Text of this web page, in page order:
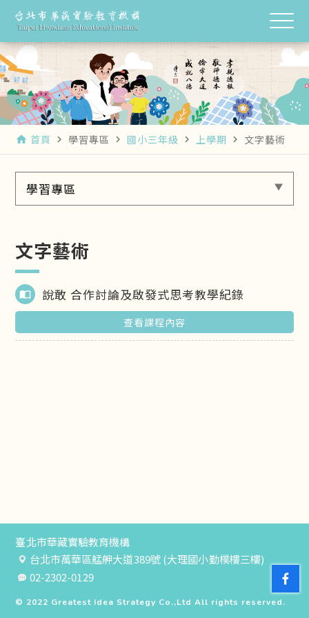
home 首頁 navigate_next 學習專區 navigate_next 國小三年級 navigate_next 上學期 navigate_next 文字藝術
學習專區
文字藝術
import_contacts 說敢 合作討論及啟發式思考教學紀錄
查看課程內容
臺北市華藏實驗教育機構
台北市萬華區艋舺大道389號 (大理國小勤樸樓三樓)
02-2302-0129
© 2022 Greatest Idea Strategy Co.,Ltd All rights reserved.